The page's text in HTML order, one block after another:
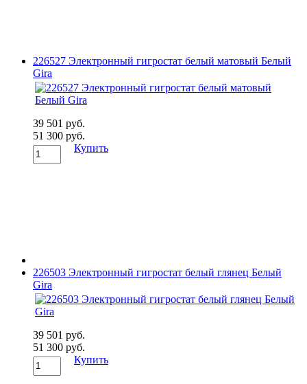
226527 Электронный гигростат белый матовый Белый
Gira
39 501 руб.
51 300 руб.
Купить
226503 Электронный гигростат белый глянец Белый
Gira
39 501 руб.
51 300 руб.
Купить